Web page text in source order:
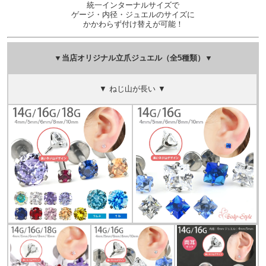
統一インターナルサイズで
ゲージ・内径・ジュエルのサイズに
かかわらず付け替えが可能！
▼当店オリジナル立爪ジュエル（全5種類）▼
▼ ねじ山が長い ▼